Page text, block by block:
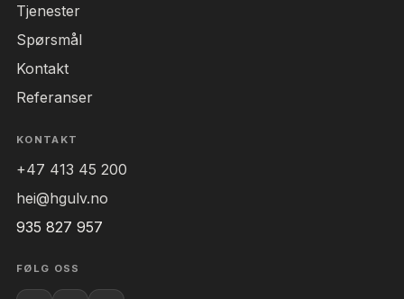
Tjenester
Spørsmål
Kontakt
Referanser
KONTAKT
+47 413 45 200
hei@hgulv.no
935 827 957
FØLG OSS